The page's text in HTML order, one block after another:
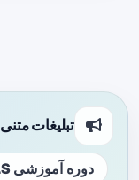
تبلیغات متنی
دوره آموزشی ATLS